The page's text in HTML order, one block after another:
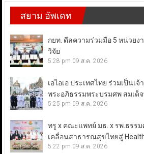
สยาม อัพเดท
กยท. ดีลความร่วมมือ 5 หน่วยง
วิจัย
5:28 pm 09 ส.ค. 2026
เอไอเอ ประเทศไทย ร่วมเป็นเ
พระอภิธรรมพระบรมศพ สมเด็
5:25 pm 09 ส.ค. 2026
ทรู x คณะแพทย์ มธ. x รพ.ธรรม
เคลื่อนสาธารณสุขไทยสู่
5:22 pm 09 ส.ค. 2026